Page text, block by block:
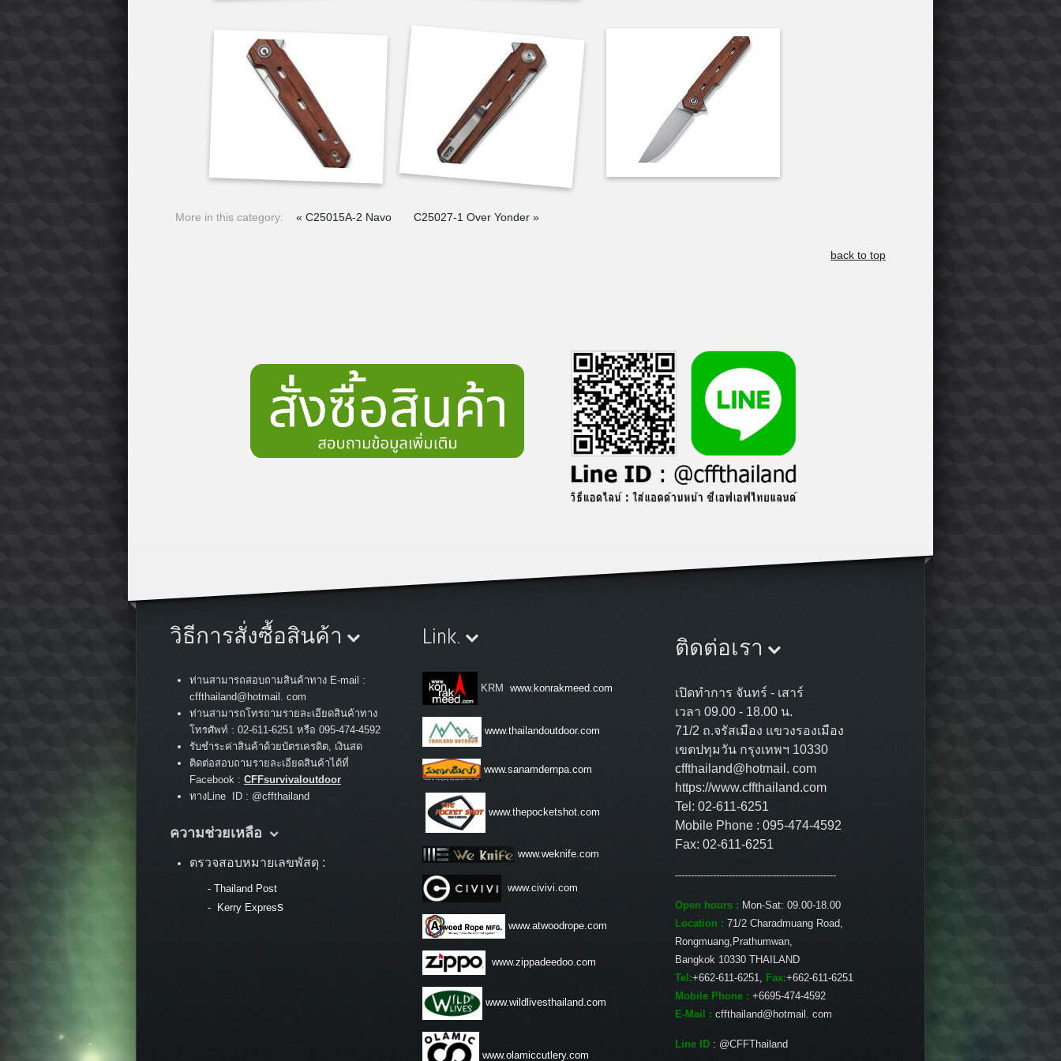
More in this category: « C25015A-2 Navo C25027-1 Over Yonder »
back to top
วิธีการสั่งซื้อสินค้า
ท่านสามารถสอบถามสินค้าทาง E-mail :
cffthailand@hotmail. com
ท่านสามารถโทรถามรายละเอียดสินค้าทาง
โทรศัพท์ : 02-611-6251 หรือ 095-474-4592
รับชำระค่าสินค้าด้วยบัตรเครดิต, เงินสด
ติดต่อสอบถามรายละเอียดสินค้าได้ที่
Facebook : CFFsurvivaloutdoor
ทางLine ID : @cffthailand
ความช่วยเหลือ
ตรวจสอบหมายเลขพัสดุ :
- Thailand Post
- Kerry Express
Link.
KRM www.konrakmeed.com
www.thailandoutdoor.com
www.sanamdernpa.com
www.thepocketshot.com
www.weknife.com
www.civivi.com
www.atwoodrope.com
www.zippadeedoo.com
www.wildlivesthailand.com
www.olamiccutlery.com
ติดต่อเรา
เปิดทำการ จันทร์ - เสาร์
เวลา 09.00 - 18.00 น.
71/2 ถ.จรัสเมือง แขวงรองเมือง
เขตปทุมวัน กรุงเทพฯ 10330
cffthailand@hotmail. com
https://www.cffthailand.com
Tel: 02-611-6251
Mobile Phone : 095-474-4592
Fax: 02-611-6251
---------------------------------------------------
Open hours : Mon-Sat: 09.00-18.00
Location : 71/2 Charadmuang Road,
Rongmuang,Prathumwan,
Bangkok 10330 THAILAND
Tel:+662-611-6251, Fax:+662-611-6251
Mobile Phone : +6695-474-4592
E-Mail : cffthailand@hotmail. com
Line ID : @CFFThailand